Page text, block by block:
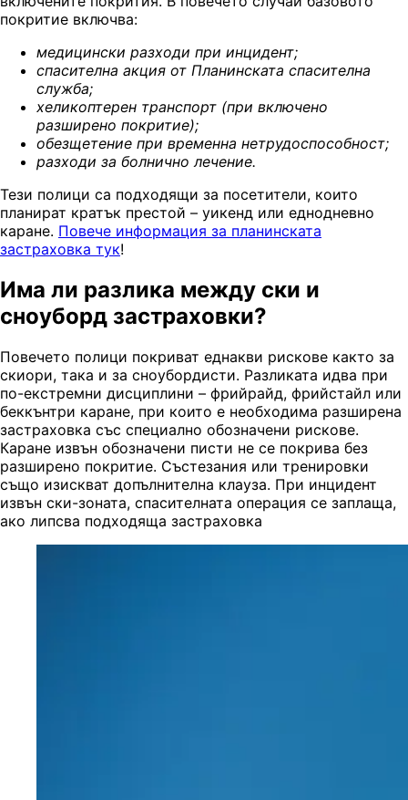
покритие включва:
медицински разходи при инцидент;
спасителна акция от Планинската спасителна
служба;
хеликоптерен транспорт (при включено
разширено покритие);
обезщетение при временна нетрудоспособност;
разходи за болнично лечение.
Тези полици са подходящи за посетители, които
планират кратък престой – уикенд или еднодневно
каране. Повече информация за планинската
застраховка тук!
Има ли разлика между ски и
сноуборд застраховки?
Повечето полици покриват еднакви рискове както за
скиори, така и за сноубордисти. Разликата идва при
по-екстремни дисциплини – фрийрайд, фрийстайл или
беккънтри каране, при които е необходима разширена
застраховка със специално обозначени рискове.
Каране извън обозначени писти не се покрива без
разширено покритие. Състезания или тренировки
също изискват допълнителна клауза. При инцидент
извън ски-зоната, спасителната операция се заплаща,
ако липсва подходяща застраховка